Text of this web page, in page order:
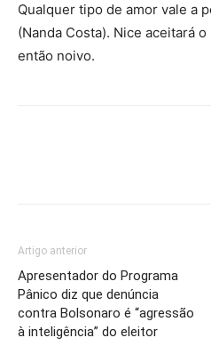
Qualquer tipo de amor vale a
(Nanda Costa). Nice aceitará
então noivo.
Artigo anterior
Apresentador do Programa
Pânico diz que denúncia
contra Bolsonaro é “agressão
à inteligência” do eleitor